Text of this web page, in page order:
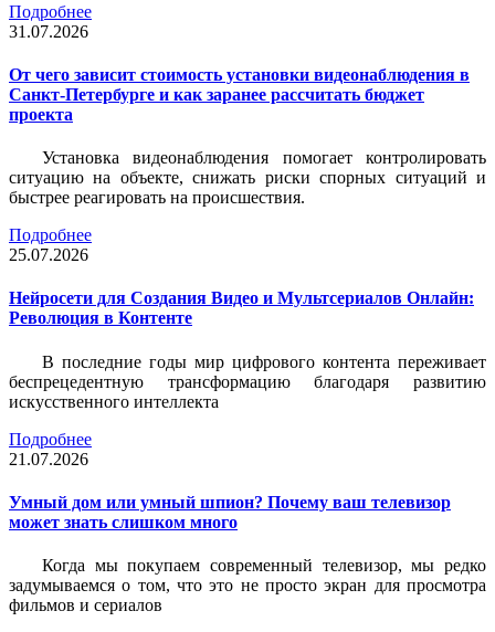
Подробнее
31.07.2026
От чего зависит стоимость установки видеонаблюдения в
Санкт-Петербурге и как заранее рассчитать бюджет
проекта
Установка видеонаблюдения помогает контролировать
ситуацию на объекте, снижать риски спорных ситуаций и
быстрее реагировать на происшествия.
Подробнее
25.07.2026
Нейросети для Создания Видео и Мультсериалов Онлайн:
Революция в Контенте
В последние годы мир цифрового контента переживает
беспрецедентную трансформацию благодаря развитию
искусственного интеллекта
Подробнее
21.07.2026
Умный дом или умный шпион? Почему ваш телевизор
может знать слишком много
Когда мы покупаем современный телевизор, мы редко
задумываемся о том, что это не просто экран для просмотра
фильмов и сериалов